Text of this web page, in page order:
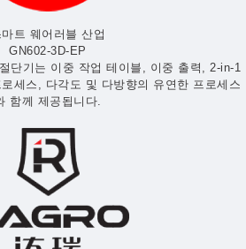
마트 웨어러블 산업
GN602-3D-EP
단기는 이중 작업 테이블, 이중 출력, 2-in-1
세스, 다각도 및 다방향의 유연한 프로세스
함께 제공됩니다.